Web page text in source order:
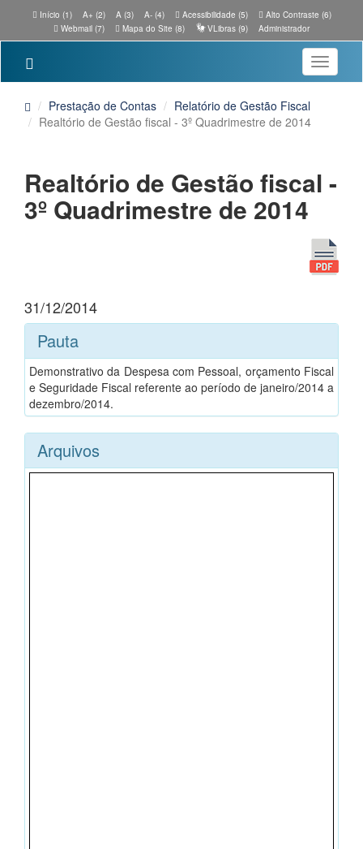
Início (1) A+ (2) A (3) A- (4) Acessibilidade (5)
Alto Contraste (6)
Webmail (7)
Mapa do Site (8) VLibras (9) Administrador
Toggle
Prestação de Contas
Relatório de Gestão Fiscal
Realtório de Gestão fiscal - 3º Quadrimestre de 2014
Realtório de Gestão fiscal -
3º Quadrimestre de 2014
31/12/2014
Pauta
Demonstrativo da Despesa com Pessoal, orçamento Fiscal
e Seguridade Fiscal referente ao período de janeiro/2014 a
dezembro/2014.
Arquivos